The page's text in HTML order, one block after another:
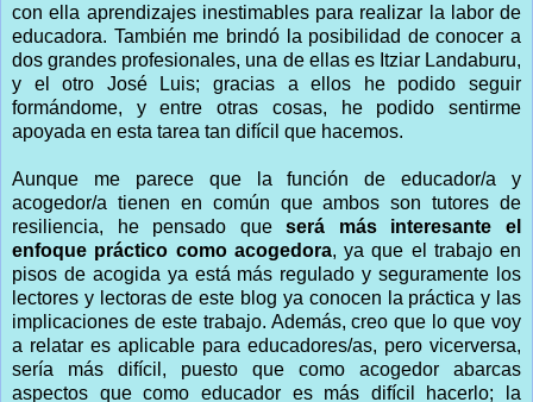
con ella aprendizajes inestimables para realizar la labor de
educadora. También me brindó la posibilidad de conocer a
dos grandes profesionales, una de ellas es Itziar Landaburu,
y el otro José Luis; gracias a ellos he podido seguir
formándome, y entre otras cosas, he podido sentirme
apoyada en esta tarea tan difícil que hacemos.
Aunque me parece que la función de educador/a y
acogedor/a tienen en común que ambos son tutores de
resiliencia, he pensado queserá más interesante el
enfoque práctico como acogedora, ya que el trabajo en
pisos de acogida ya está más regulado y seguramente los
lectores y lectoras de este blog ya conocen la práctica y las
implicaciones de este trabajo. Además, creo que lo que voy
a relatar es aplicable para educadores/as, pero vicerversa,
sería más difícil, puesto que como acogedor abarcas
aspectos que como educador es más difícil hacerlo; la